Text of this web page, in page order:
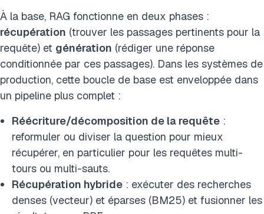
À la base, RAG fonctionne en deux phases :
récupération (trouver les passages pertinents pour la
requête) et génération (rédiger une réponse
conditionnée par ces passages). Dans les systèmes de
production, cette boucle de base est enveloppée dans
un pipeline plus complet :
Réécriture/décomposition de la requête :
reformuler ou diviser la question pour mieux
récupérer, en particulier pour les requêtes multi-
tours ou multi-sauts.
Récupération hybride : exécuter des recherches
denses (vecteur) et éparses (BM25) et fusionner les